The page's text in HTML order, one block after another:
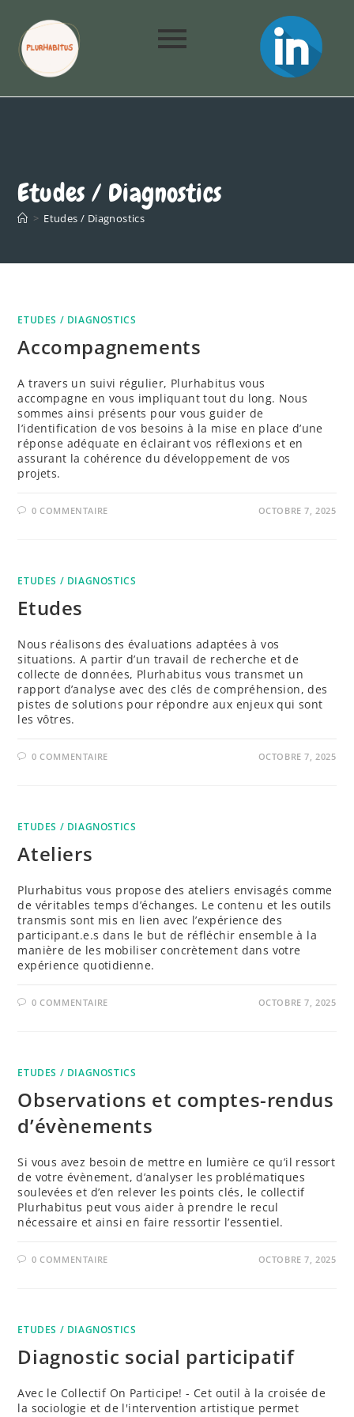
Etudes / Diagnostics
> Etudes / Diagnostics
ETUDES / DIAGNOSTICS
Accompagnements
A travers un suivi régulier, Plurhabitus vous
accompagne en vous impliquant tout du long. Nous
sommes ainsi présents pour vous guider de
l’identification de vos besoins à la mise en place d’une
réponse adéquate en éclairant vos réflexions et en
assurant la cohérence du développement de vos
projets.
0 COMMENTAIRE OCTOBRE 7, 2025
ETUDES / DIAGNOSTICS
Etudes
Nous réalisons des évaluations adaptées à vos
situations. A partir d’un travail de recherche et de
collecte de données, Plurhabitus vous transmet un
rapport d’analyse avec des clés de compréhension, des
pistes de solutions pour répondre aux enjeux qui sont
les vôtres.
0 COMMENTAIRE OCTOBRE 7, 2025
ETUDES / DIAGNOSTICS
Ateliers
Plurhabitus vous propose des ateliers envisagés comme
de véritables temps d’échanges. Le contenu et les outils
transmis sont mis en lien avec l’expérience des
participant.e.s dans le but de réfléchir ensemble à la
manière de les mobiliser concrètement dans votre
expérience quotidienne.
0 COMMENTAIRE OCTOBRE 7, 2025
ETUDES / DIAGNOSTICS
Observations et comptes-rendus
d’évènements
Si vous avez besoin de mettre en lumière ce qu’il ressort
de votre évènement, d’analyser les problématiques
soulevées et d’en relever les points clés, le collectif
Plurhabitus peut vous aider à prendre le recul
nécessaire et ainsi en faire ressortir l’essentiel.
0 COMMENTAIRE OCTOBRE 7, 2025
ETUDES / DIAGNOSTICS
Diagnostic social participatif
Avec le Collectif On Participe! - Cet outil à la croisée de
la sociologie et de l'intervention artistique permet